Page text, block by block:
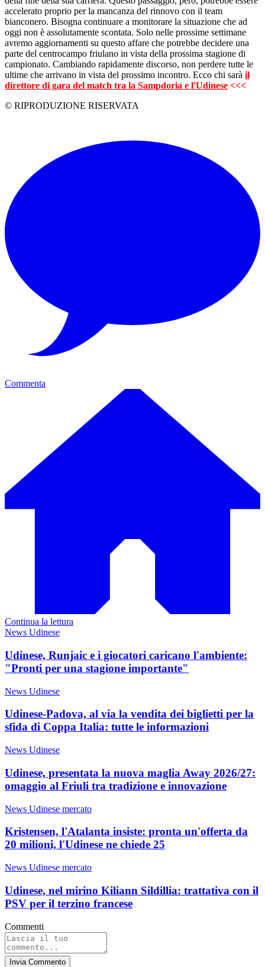
accelerato proprio per la mancanza del rinnovo con il team
bianconero. Bisogna continuare a monitorare la situazione che ad
oggi non è assolutamente scontata. Solo nelle prossime settimane
avremo aggiornamenti su questo affare che potrebbe decidere una
parte del centrocampo friulano in vista della prossima stagione di
campionato. Cambiando rapidamente discorso, non perdere tutte le
ultime che arrivano in vista del prossimo incontro. Ecco chi sarà il
direttore di gara del match tra la Sampdoria e l'Udinese <<<
© RIPRODUZIONE RISERVATA
Commenta
Continua la lettura
News Udinese
Udinese, Runjaic e i giocatori caricano l'ambiente:
"Pronti per una stagione importante"
News Udinese
Udinese-Padova, al via la vendita dei biglietti per la
sfida di Coppa Italia: tutte le informazioni
News Udinese
Udinese, presentata la nuova maglia Away 2026/27:
omaggio al Friuli tra tradizione e innovazione
News Udinese mercato
Kristensen, l'Atalanta insiste: pronta un'offerta da
20 milioni, l'Udinese ne chiede 25
News Udinese mercato
Udinese, nel mirino Kiliann Sildillia: trattativa con il
PSV per il terzino francese
Commenti
Invia Commento